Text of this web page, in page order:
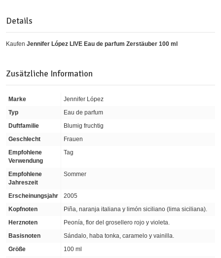
Details
Kaufen Jennifer López LIVE Eau de parfum Zerstäuber 100 ml
Zusätzliche Information
Marke
Jennifer López
Typ
Eau de parfum
Duftfamilie
Blumig fruchtig
Geschlecht
Frauen
Empfohlene
Verwendung
Tag
Empfohlene
Jahreszeit
Sommer
Erscheinungsjahr
2005
Kopfnoten
Piña, naranja italiana y limón siciliano (lima siciliana).
Herznoten
Peonía, flor del grosellero rojo y violeta.
Basisnoten
Sándalo, haba tonka, caramelo y vainilla.
Größe
100 ml